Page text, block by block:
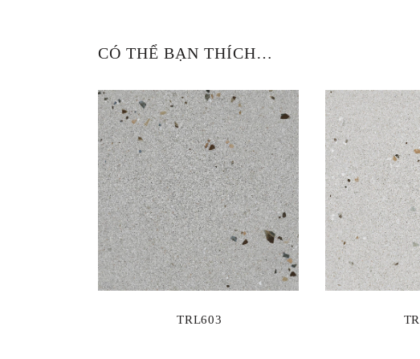
CÓ THỂ BẠN THÍCH…
TRL603